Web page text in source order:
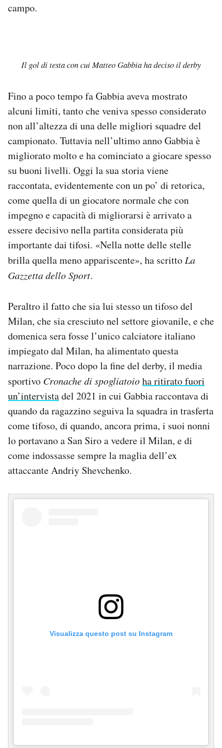
campo.
Il gol di testa con cui Matteo Gabbia ha deciso il derby
Fino a poco tempo fa Gabbia aveva mostrato
alcuni limiti, tanto che veniva spesso considerato
non all’altezza di una delle migliori squadre del
campionato. Tuttavia nell’ultimo anno Gabbia è
migliorato molto e ha cominciato a giocare spesso
su buoni livelli. Oggi la sua storia viene
raccontata, evidentemente con un po’ di retorica,
come quella di un giocatore normale che con
impegno e capacità di migliorarsi è arrivato a
essere decisivo nella partita considerata più
importante dai tifosi. «Nella notte delle stelle
brilla quella meno appariscente», ha scritto La
Gazzetta dello Sport.
Peraltro il fatto che sia lui stesso un tifoso del
Milan, che sia cresciuto nel settore giovanile, e che
domenica sera fosse l’unico calciatore italiano
impiegato dal Milan, ha alimentato questa
narrazione. Poco dopo la fine del derby, il media
sportivo Cronache di spogliatoioha ritirato fuori
un’intervistadel 2021 in cui Gabbia raccontava di
quando da ragazzino seguiva la squadra in trasferta
come tifoso, di quando, ancora prima, i suoi nonni
lo portavano a San Siro a vedere il Milan, e di
come indossasse sempre la maglia dell’ex
attaccante Andriy Shevchenko.
Visualizza questo post su Instagram